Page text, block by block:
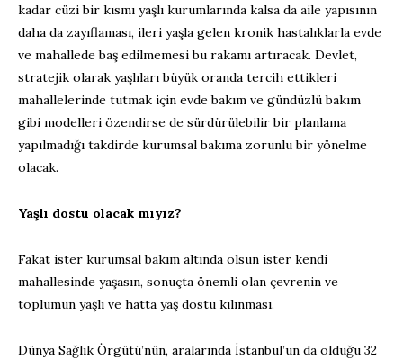
kadar cüzi bir kısmı yaşlı kurumlarında kalsa da aile yapısının
daha da zayıflaması, ileri yaşla gelen kronik hastalıklarla evde
ve mahallede baş edilmemesi bu rakamı artıracak. Devlet,
stratejik olarak yaşlıları büyük oranda tercih ettikleri
mahallelerinde tutmak için evde bakım ve gündüzlü bakım
gibi modelleri özendirse de sürdürülebilir bir planlama
yapılmadığı takdirde kurumsal bakıma zorunlu bir yönelme
olacak.
Yaşlı dostu olacak mıyız?
Fakat ister kurumsal bakım altında olsun ister kendi
mahallesinde yaşasın, sonuçta önemli olan çevrenin ve
toplumun yaşlı ve hatta yaş dostu kılınması.
Dünya Sağlık Örgütü’nün, aralarında İstanbul’un da olduğu 32